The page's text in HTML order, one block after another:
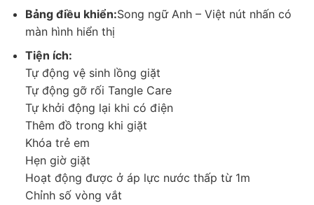
được sấy khô giúp tiết kiệm thời gian phơi.
Gỡ rối tự động
: Với chệ độ gỡ rối tự động, máy giặt sẽ giúp
quần áo hạn chế tối đa tình trạng xoắn rối, tiết kiệm thêm nhiều
thời gian và công sức là ủi sau khi giặt.
Khóa trẻ em: Tránh sự nghịch phá của trẻ nhỏ làm thay đổi
chương trình hay gây nguy hiểm cho bản thân.
Giặt lưu hương Odour/Aroma+: Nhờ chế độ giặt
Odour/Aroma+ với quá trình ngâm và quay đảo đặc biệt, hiệu
quả lưu giữ mùi hương tăng vượt trội và mùi hôi khó chịu được
loại bỏ.
Bảng điều khiển:Song ngữ Anh – Việt nút nhấn có
màn hình hiển thị
Tiện ích:
Tự động vệ sinh lồng giặt
Tự động gỡ rối Tangle Care
Tự khởi động lại khi có điện
Thêm đồ trong khi giặt
Khóa trẻ em
Hẹn giờ giặt
Hoạt động được ở áp lực nước thấp từ 1m
Chỉnh số vòng vắt